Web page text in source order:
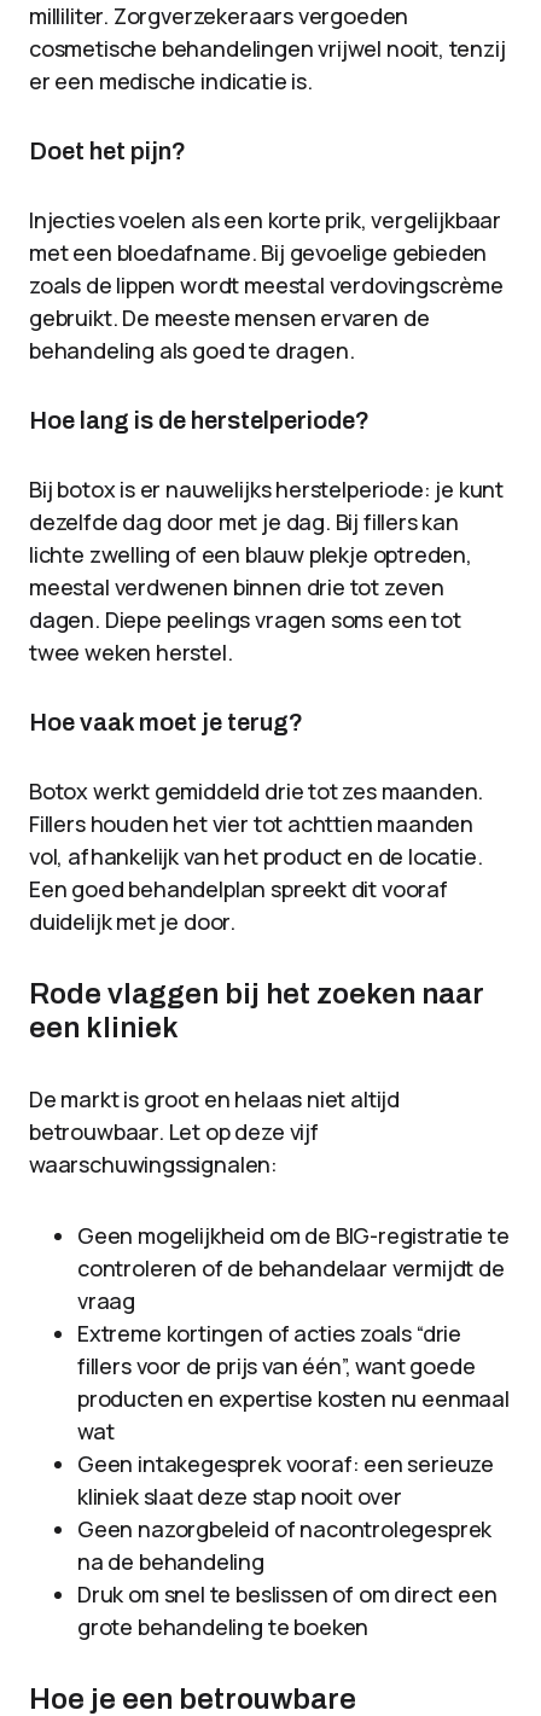
milliliter. Zorgverzekeraars vergoeden
cosmetische behandelingen vrijwel nooit, tenzij
er een medische indicatie is.
Doet het pijn?
Injecties voelen als een korte prik, vergelijkbaar
met een bloedafname. Bij gevoelige gebieden
zoals de lippen wordt meestal verdovingscrème
gebruikt. De meeste mensen ervaren de
behandeling als goed te dragen.
Hoe lang is de herstelperiode?
Bij botox is er nauwelijks herstelperiode: je kunt
dezelfde dag door met je dag. Bij fillers kan
lichte zwelling of een blauw plekje optreden,
meestal verdwenen binnen drie tot zeven
dagen. Diepe peelings vragen soms een tot
twee weken herstel.
Hoe vaak moet je terug?
Botox werkt gemiddeld drie tot zes maanden.
Fillers houden het vier tot achttien maanden
vol, afhankelijk van het product en de locatie.
Een goed behandelplan spreekt dit vooraf
duidelijk met je door.
Rode vlaggen bij het zoeken naar
een kliniek
De markt is groot en helaas niet altijd
betrouwbaar. Let op deze vijf
waarschuwingssignalen:
Geen mogelijkheid om de BIG-registratie te
controleren of de behandelaar vermijdt de
vraag
Extreme kortingen of acties zoals “drie
fillers voor de prijs van één”, want goede
producten en expertise kosten nu eenmaal
wat
Geen intakegesprek vooraf: een serieuze
kliniek slaat deze stap nooit over
Geen nazorgbeleid of nacontrolegesprek
na de behandeling
Druk om snel te beslissen of om direct een
grote behandeling te boeken
Hoe je een betrouwbare